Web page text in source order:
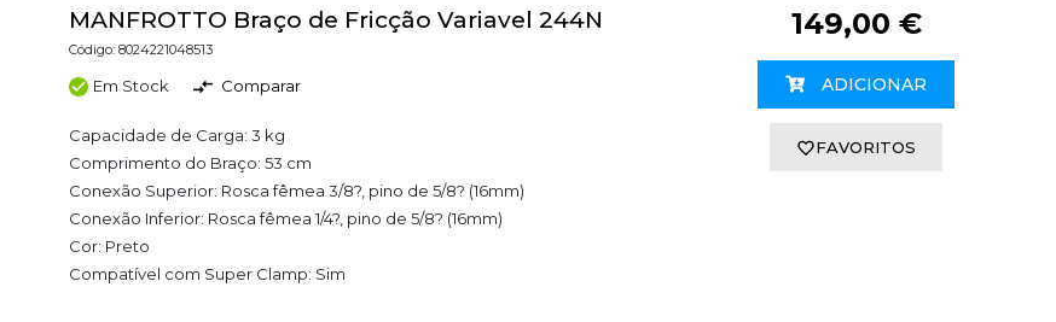
MANFROTTO Braço de Fricção Variavel 244N
Código: 8024221048513
Em Stock Comparar
Capacidade de Carga: 3 kg
Comprimento do Braço: 53 cm
Conexão Superior: Rosca fêmea 3/8?, pino de 5/8? (16mm)
Conexão Inferior: Rosca fêmea 1/4?, pino de 5/8? (16mm)
Cor: Preto
Compatível com Super Clamp: Sim
149,00 €
ADICIONAR
FAVORITOS